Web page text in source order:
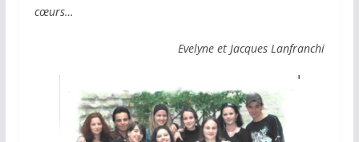
cœurs…
Evelyne et Jacques Lanfranchi